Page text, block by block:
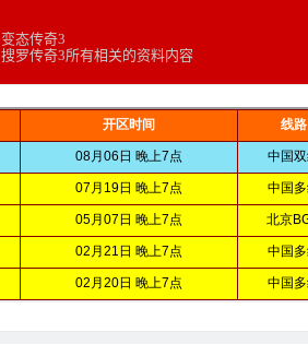
变态传奇3
搜罗传奇3所有相关的资料内容